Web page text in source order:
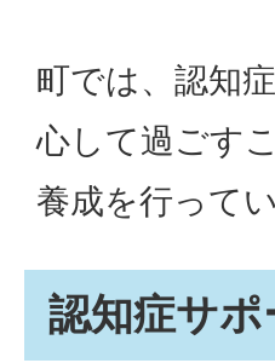
町では、認知
心して過ごす
養成を行って
認知症サ